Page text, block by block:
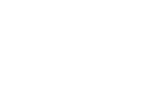
je nach Dachtyp gewählt werden
oder